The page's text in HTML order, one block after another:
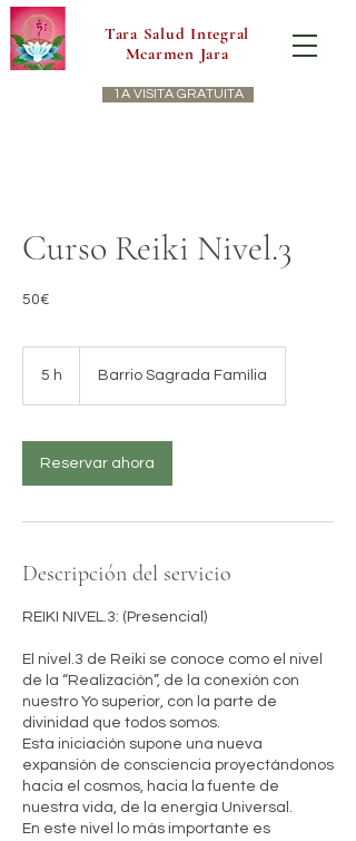
Tara Salud Integral
Mcarmen Jara
1A VISITA GRATUITA
Curso Reiki Nivel.3
50€
5 h Barrio Sagrada Família
Reservar ahora
Descripción del servicio
REIKI NIVEL.3: (Presencial)
El nivel.3 de Reiki se conoce como el nivel
de la “Realización”, de la conexión con
nuestro Yo superior, con la parte de
divinidad que todos somos.
Esta iniciación supone una nueva
expansión de consciencia proyectándonos
hacia el cosmos, hacia la fuente de
nuestra vida, de la energía Universal.
En este nivel lo más importante es